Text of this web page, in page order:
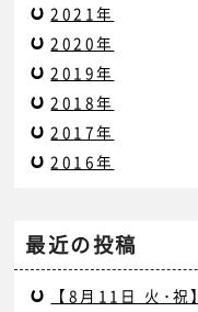
2021年
2020年
2019年
2018年
2017年
2016年
最近の投稿
【8月11日 火･